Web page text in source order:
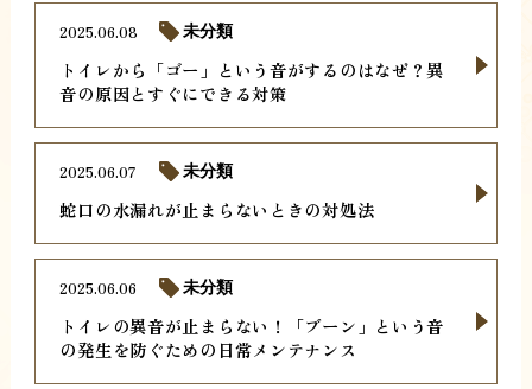
トイレから「ゴー」という音がするのはなぜ？異
音の原因とすぐにできる対策
2025.06.08 未分類
蛇口の水漏れが止まらないときの対処法
2025.06.07 未分類
トイレの異音が止まらない！「ブーン」という音
の発生を防ぐための日常メンテナンス
2025.06.06 未分類